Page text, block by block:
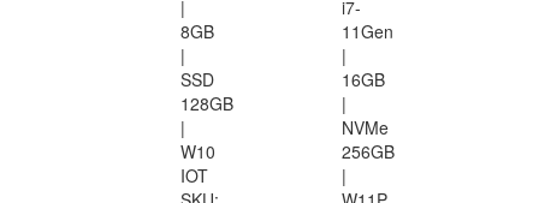
|
8GB
|
SSD
128GB
|
W10
IOT
i7-
11Gen
|
16GB
|
NVMe
256GB
|